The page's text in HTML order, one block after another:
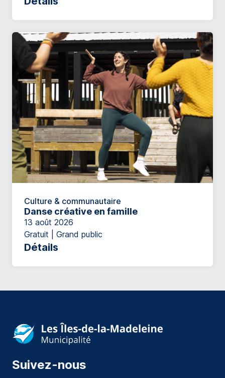
Culture & communautaire
Danse créative en famille
13 août 2026
Gratuit | Grand public
Détails
Suivez-nous